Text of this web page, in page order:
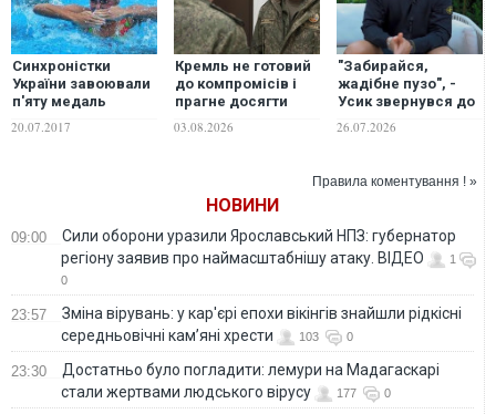
Синхроністки
України завоювали
п'яту медаль
водних видів
20.07.2017
Кремль не готовий
до компромісів і
прагне досягти
- Foreign Affairs
03.08.2026
"Забирайся,
жадібне пузо", -
Усик звернувся до
його бою з Джошуа
26.07.2026
Правила коментування ! »
НОВИНИ
09:00
Сили оборони уразили Ярославський НПЗ: губернатор
регіону заявив про наймасштабнішу атаку. ВІДЕО
1
0
23:57
Зміна вірувань: у кар'єрі епохи вікінгів знайшли рідкісні
середньовічні кам’яні хрести
103 0
23:30
Достатньо було погладити: лемури на Мадагаскарі
стали жертвами людського вірусу
177 0